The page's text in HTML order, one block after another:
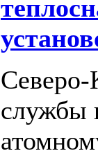
Северо-
службы